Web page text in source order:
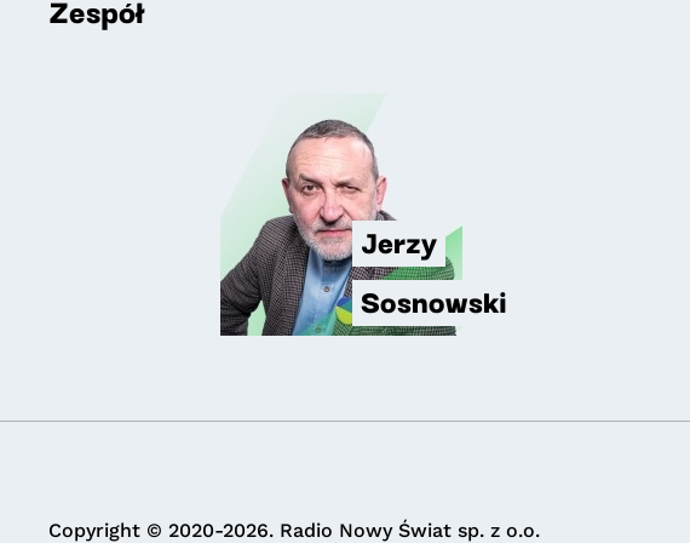
Zespół
Jerzy
Sosnowski
Copyright © 2020-2026. Radio Nowy Świat sp. z o.o.